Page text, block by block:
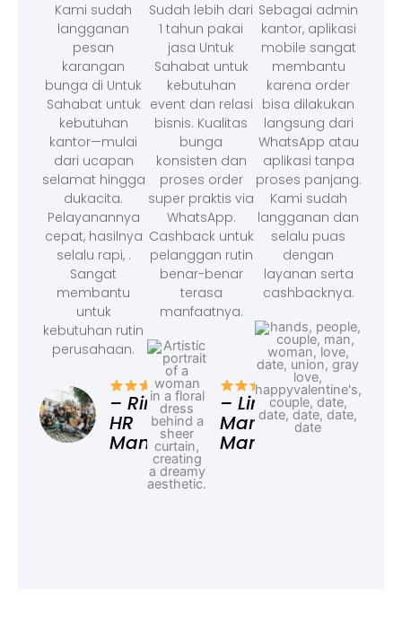
Kami sudah
langganan
pesan
karangan
bunga di Untuk
Sahabat untuk
kebutuhan
kantor—mulai
dari ucapan
selamat hingga
dukacita.
Pelayanannya
cepat, hasilnya
selalu rapi, .
Sangat
membantu
untuk
kebutuhan rutin
perusahaan.
– Rina,
HR
Manager
Sudah lebih dari
1 tahun pakai
jasa Untuk
Sahabat untuk
kebutuhan
event dan relasi
bisnis. Kualitas
bunga
konsisten dan
proses order
super praktis via
WhatsApp.
Cashback untuk
pelanggan rutin
benar-benar
terasa
manfaatnya.
– Linda,
Marketing
Manager
Sebagai admin
kantor, aplikasi
mobile sangat
membantu
karena order
bisa dilakukan
langsung dari
WhatsApp atau
aplikasi tanpa
proses panjang.
Kami sudah
langganan dan
selalu puas
dengan
layanan serta
cashbacknya.